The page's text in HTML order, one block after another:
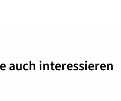
auch interessieren